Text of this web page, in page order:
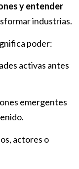
y entender
industrias.
poder:
activas antes
emergentes
actores o